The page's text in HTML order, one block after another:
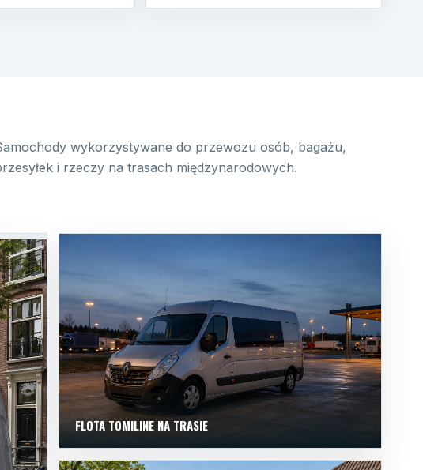
wykorzystywane do przewozu osób, bagażu,
i rzeczy na trasach międzynarodowych.
FLOTA TOMILINE NA TRASIE